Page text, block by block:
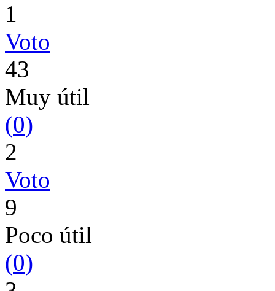
1
Voto
43
Muy útil
(0)
2
Voto
9
Poco útil
(0)